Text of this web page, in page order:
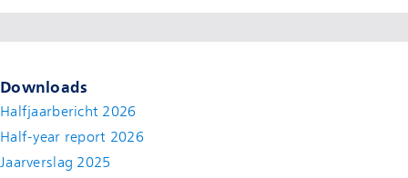
Downloads
Halfjaarbericht 2026
Half-year report 2026
Jaarverslag 2025